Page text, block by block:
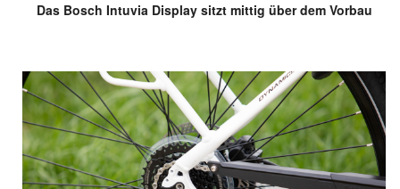
Das Bosch Intuvia Display sitzt mittig über dem Vorbau